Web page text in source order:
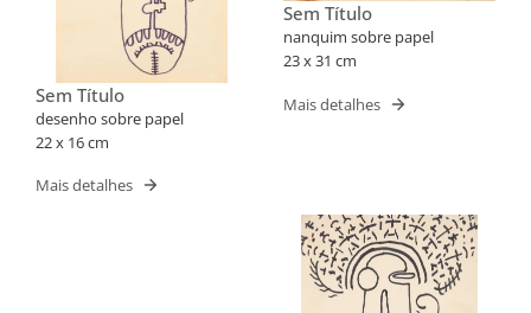
Sem Título
desenho sobre papel
22 x 16 cm
Mais detalhes
Sem Título
nanquim sobre papel
23 x 31 cm
Mais detalhes